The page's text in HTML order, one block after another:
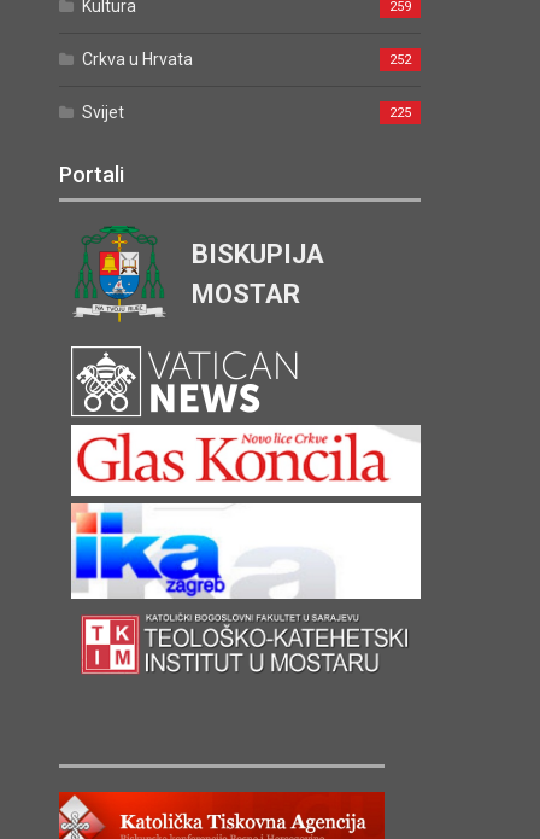
Kultura 259
Crkva u Hrvata 252
Svijet 225
Portali
BISKUPIJA
MOSTAR